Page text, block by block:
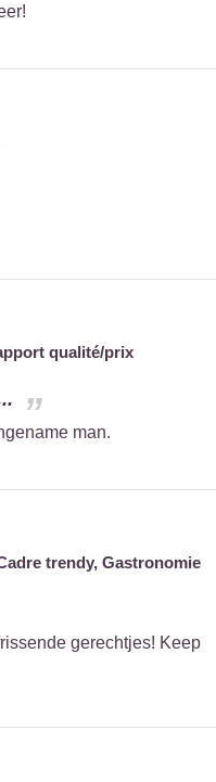
qualité/prix
man.
trendy, Gastronomie
gerechtjes! Keep